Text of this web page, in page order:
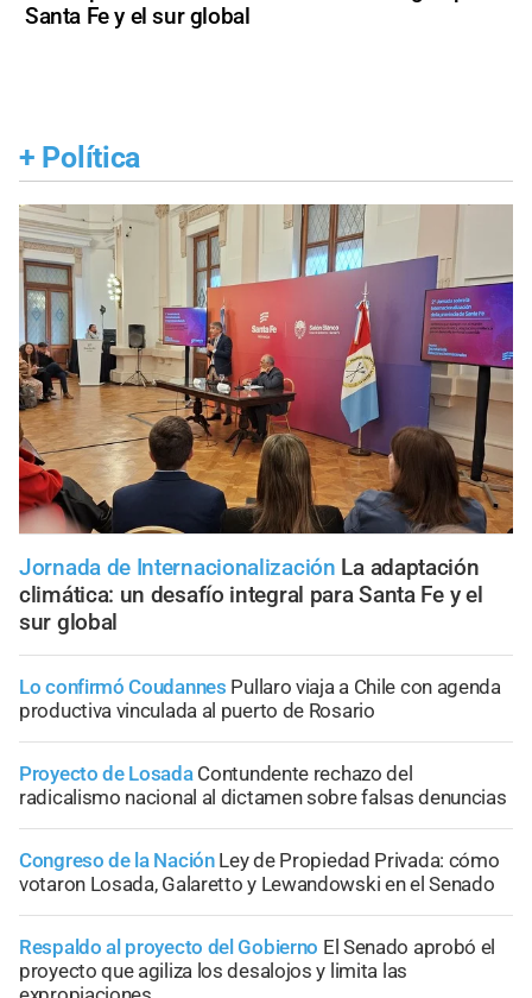
Santa Fe y el sur global
+ Política
Jornada de Internacionalización La adaptación
climática: un desafío integral para Santa Fe y el
sur global
Lo confirmó Coudannes Pullaro viaja a Chile con agenda
productiva vinculada al puerto de Rosario
Proyecto de Losada Contundente rechazo del
radicalismo nacional al dictamen sobre falsas denuncias
Congreso de la Nación Ley de Propiedad Privada: cómo
votaron Losada, Galaretto y Lewandowski en el Senado
Respaldo al proyecto del Gobierno El Senado aprobó el
proyecto que agiliza los desalojos y limita las